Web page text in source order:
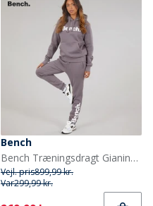
Bench
Bench Træningsdragt Gianina Antracit til Kvinder
Vejl. pris899,99 kr.
Var299,99 kr.